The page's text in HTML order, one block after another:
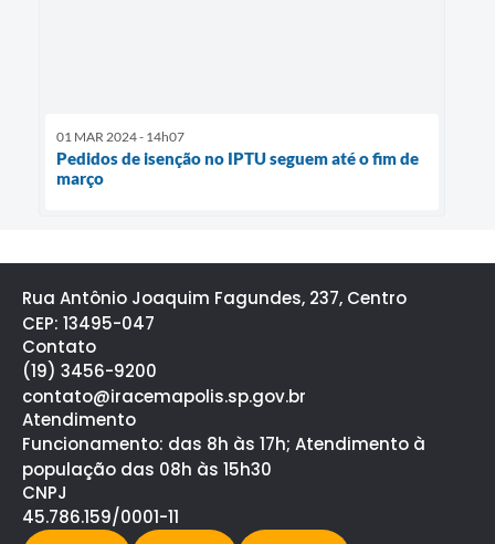
01 MAR 2024 - 14h07
Pedidos de isenção no IPTU seguem até o fim de
março
Rua Antônio Joaquim Fagundes, 237, Centro
CEP: 13495-047
Contato
(19) 3456-9200
contato@iracemapolis.sp.gov.br
Atendimento
Funcionamento: das 8h às 17h; Atendimento à
população das 08h às 15h30
CNPJ
45.786.159/0001-11